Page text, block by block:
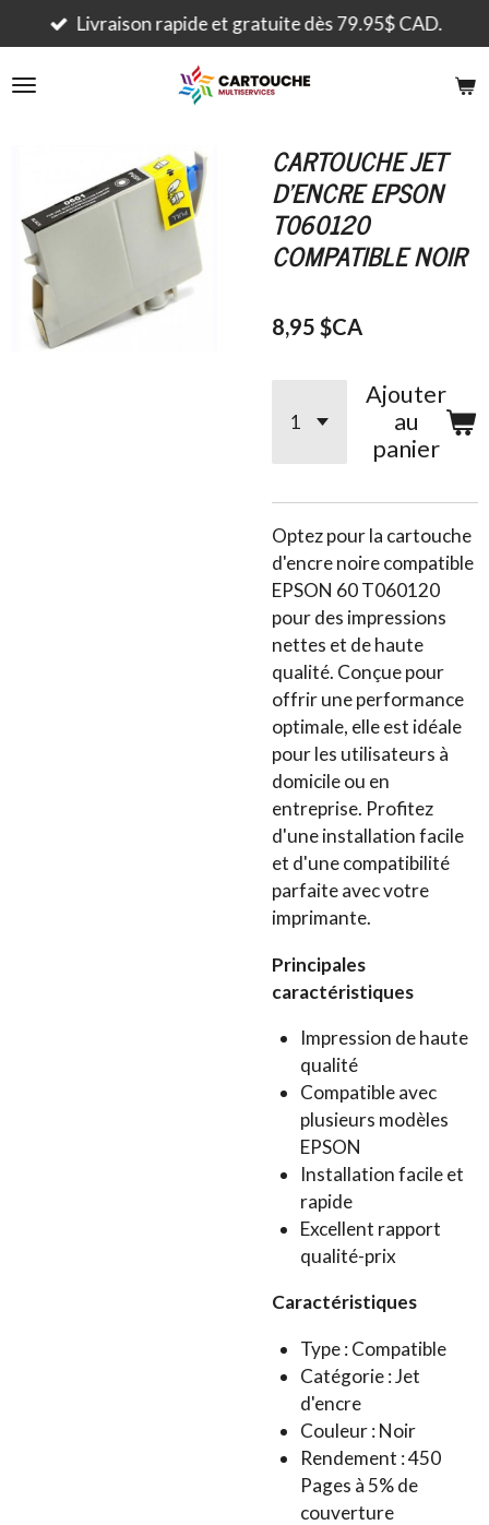
Passer
au
contenu
Livraison rapide et gratuite dès 79.95$ CAD.
CARTOUCHE JET
D'ENCRE EPSON
T060120
COMPATIBLE NOIR
8,95 $CA
Ajouter
au
panier
Optez pour la cartouche
d'encre noire compatible
EPSON 60 T060120
pour des impressions
nettes et de haute
qualité. Conçue pour
offrir une performance
optimale, elle est idéale
pour les utilisateurs à
domicile ou en
entreprise. Profitez
d'une installation facile
et d'une compatibilité
parfaite avec votre
imprimante.
Principales
caractéristiques
Impression de haute
qualité
Compatible avec
plusieurs modèles
EPSON
Installation facile et
rapide
Excellent rapport
qualité-prix
Caractéristiques
Type : Compatible
Catégorie : Jet
d'encre
Couleur : Noir
Rendement : 450
Pages à 5% de
couverture